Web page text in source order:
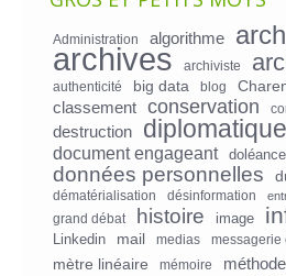
Administration algorithme
archives archiviste
authenticité big data blog
classement
conservation
destruction
diplomatique
document engageant
données personnelles
dématérialisation désinformation
grand débat histoire image
Linkedin mail medias messagerie
mètre linéaire mémoire méthode